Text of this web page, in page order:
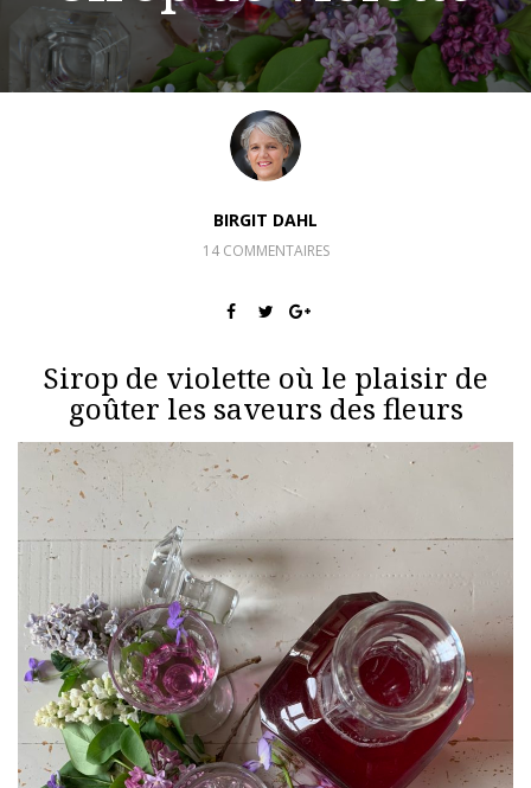
BIRGIT DAHL
14 COMMENTAIRES
Sirop de violette où le plaisir de
goûter les saveurs des fleurs